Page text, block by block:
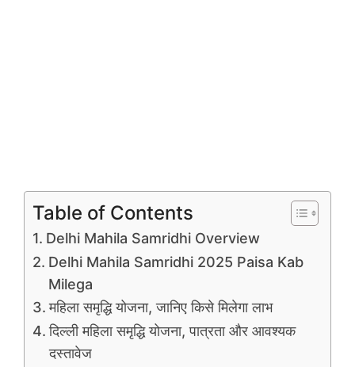
Table of Contents
Delhi Mahila Samridhi Overview
Delhi Mahila Samridhi 2025 Paisa Kab
Milega
महिला समृद्धि योजना, जानिए किसे मिलेगा लाभ
दिल्ली महिला समृद्धि योजना, पात्रता और आवश्यक
दस्तावेज